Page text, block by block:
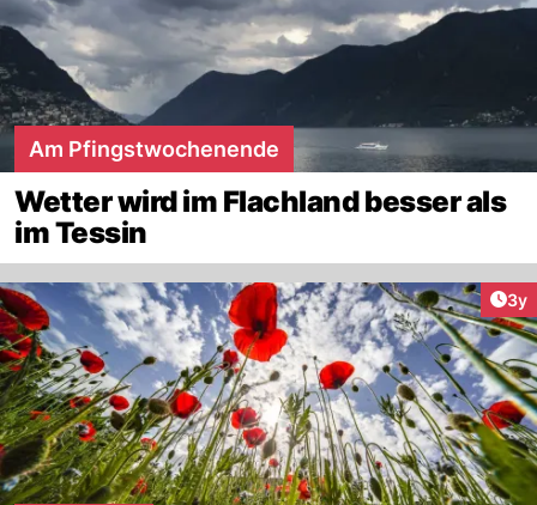
Am Pfingstwochenende
Wetter wird im Flachland besser als
im Tessin
3y